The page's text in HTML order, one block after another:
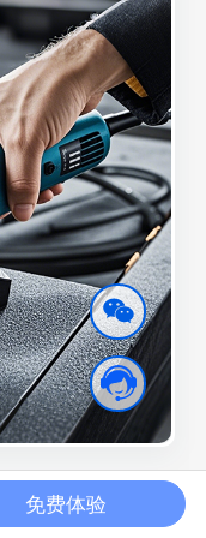
免费体验